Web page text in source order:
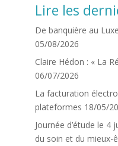
Lire les
De banquière au
05/08/2026
Claire Hédon : « La
06/07/2026
La facturation
plateformes 18/05/
Journée d’étude le 4
du soin et du mieux-